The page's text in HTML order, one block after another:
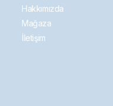
Hakkımızda
Mağaza
İletişim